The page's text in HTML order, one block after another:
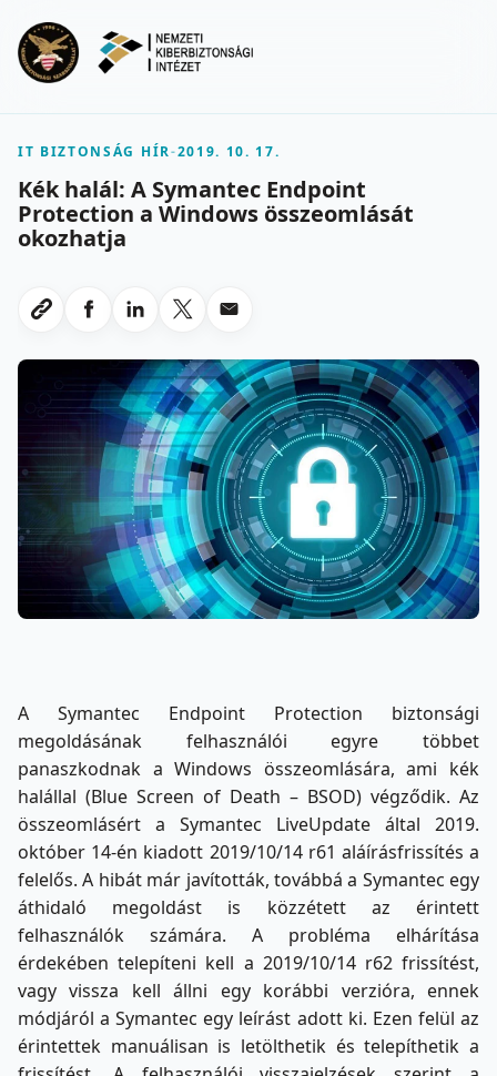
IT BIZTONSÁG HÍR-2019. 10. 17.
Kék halál: A Symantec Endpoint
Protection a Windows összeomlását
okozhatja
Link masolasa
Megosztas Facebookon
Megosztas LinkedInen
Megosztas X-en
Megosztas emailben
A Symantec Endpoint Protection biztonsági
megoldásának felhasználói egyre többet
panaszkodnak a Windows összeomlására, ami kék
halállal (Blue Screen of Death – BSOD) végződik. Az
összeomlásért a Symantec LiveUpdate által 2019.
október 14-én kiadott 2019/10/14 r61 aláírásfrissítés a
felelős. A hibát már javították, továbbá a Symantec egy
áthidaló megoldást is közzétett az érintett
felhasználók számára. A probléma elhárítása
érdekében telepíteni kell a 2019/10/14 r62 frissítést,
vagy vissza kell állni egy korábbi verzióra, ennek
módjáról a Symantec egy leírást adott ki. Ezen felül az
érintettek manuálisan is letölthetik és telepíthetik a